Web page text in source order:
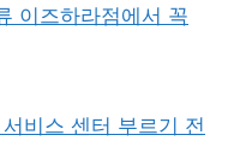
이즈하라점에서 꼭
비스 센터 부르기 전